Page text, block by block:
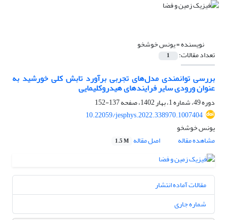
نویسنده =یونس خوشخو
تعداد مقالات: 1
بررسی توانمندی مدل‌های تجربی برآورد تابش کلی خورشید به
عنوان ورودی سایر فرایندهای هیدروکلیمایی
دوره 49، شماره 1، بهار 1402، صفحه
137-152
10.22059/jesphys.2022.338970.1007404
یونس خوشخو
مشاهده مقاله
اصل مقاله 1.5 M
مقالات آماده انتشار
شماره جاری